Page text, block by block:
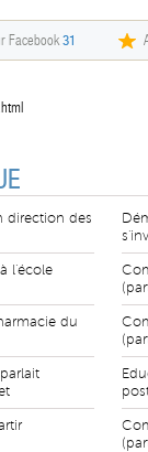
Facebook31
direction des
l'école
du